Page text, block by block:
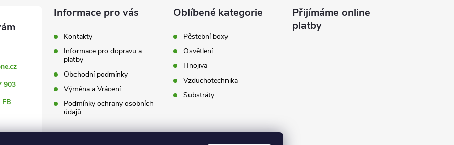
903
Informace pro vás
Kontakty
Informace pro dopravu a
platby
Obchodní podmínky
Výměna a Vrácení
Podmínky ochrany osobních
údajů
Oblíbené kategorie
Pěstební boxy
Osvětlení
Hnojiva
Vzduchotechnika
Substráty
Přijímáme online
platby